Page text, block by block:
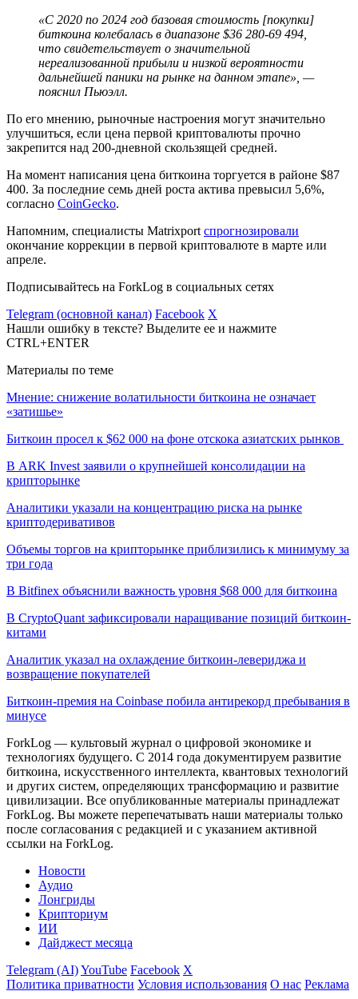
«С 2020 по 2024 год базовая стоимость [покупки]
биткоина колебалась в диапазоне $36 280-69 494,
что свидетельствует о значительной
нереализованной прибыли и низкой вероятности
дальнейшей паники на рынке на данном этапе», —
пояснил Пьюэлл.
По его мнению, рыночные настроения могут значительно
улучшиться, если цена первой криптовалюты прочно
закрепится над 200-дневной скользящей средней.
На момент написания цена биткоина торгуется в районе $87
400. За последние семь дней роста актива превысил 5,6%,
согласно CoinGecko.
Напомним, специалисты Matrixport спрогнозировали
окончание коррекции в первой криптовалюте в марте или
апреле.
Подписывайтесь на ForkLog в социальных сетях
Telegram (основной канал) Facebook X
Нашли ошибку в тексте? Выделите ее и нажмите
CTRL+ENTER
Материалы по теме
Мнение: снижение волатильности биткоина не означает
«затишье»
Биткоин просел к $62 000 на фоне отскока азиатских рынков
В ARK Invest заявили о крупнейшей консолидации на
крипторынке
Аналитики указали на концентрацию риска на рынке
криптодеривативов
Объемы торгов на крипторынке приблизились к минимуму за
три года
В Bitfinex объяснили важность уровня $68 000 для биткоина
В CryptoQuant зафиксировали наращивание позиций биткоин-
китами
Аналитик указал на охлаждение биткоин-левериджа и
возвращение покупателей
Биткоин-премия на Coinbase побила антирекорд пребывания в
минусе
ForkLog — культовый журнал о цифровой экономике и
технологиях будущего. С 2014 года документируем развитие
биткоина, искусственного интеллекта, квантовых технологий
и других систем, определяющих трансформацию и развитие
цивилизации. Все опубликованные материалы принадлежат
ForkLog. Вы можете перепечатывать наши материалы только
после согласования с редакцией и с указанием активной
ссылки на ForkLog.
Новости
Аудио
Лонгриды
Крипториум
ИИ
Дайджест месяца
Telegram (AI)YouTube Facebook X
Политика приватности Условия использования О нас Реклама